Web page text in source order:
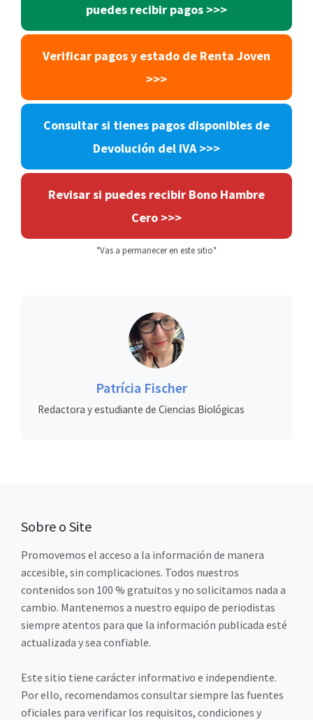
puedes recibir pagos >>>
Verificar pagos y estado de Renta Joven
>>>
Consultar si tienes pagos disponibles de
Devolución del IVA >>>
Revisar si puedes recibir Bono Hambre
Cero >>>
*Vas a permanecer en este sitio*
Patrícia Fischer
Redactora y estudiante de Ciencias Biológicas
Sobre o Site
Promovemos el acceso a la información de manera
accesible, sin complicaciones. Todos nuestros
contenidos son 100 % gratuitos y no solicitamos nada a
cambio. Mantenemos a nuestro equipo de periodistas
siempre atentos para que la información publicada esté
actualizada y sea confiable.
Este sitio tiene carácter informativo e independiente.
Por ello, recomendamos consultar siempre las fuentes
oficiales para verificar los requisitos, condiciones y